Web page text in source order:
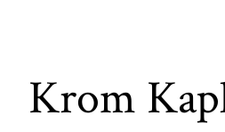
Krom